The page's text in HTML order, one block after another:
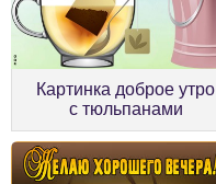
Картинка доброе утро
с тюльпанами